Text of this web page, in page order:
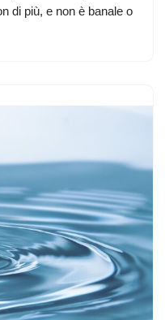
di più, e non è banale o